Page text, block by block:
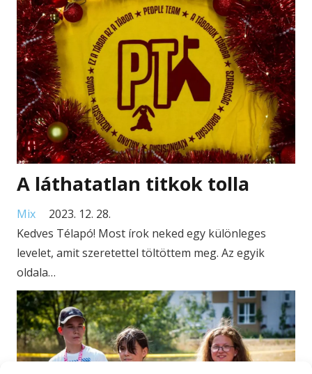
A láthatatlan titkok tolla
Mix
2023. 12. 28.
Kedves Télapó! Most írok neked egy különleges
levelet, amit szeretettel töltöttem meg. Az egyik
oldala…